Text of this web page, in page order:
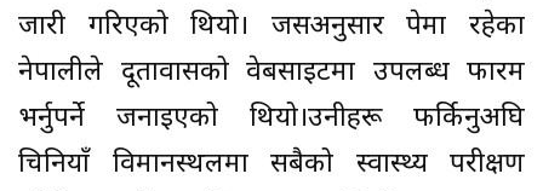
जारी गरिएको थियो। जसअनुसार हुपेमा रहेका
नेपालीले दूतावासको वेबसाइटमा उपलब्ध फारम
भर्नुपर्ने जनाइएको थियो।उनीहरू फर्किनुअघि
चिनियाँ विमानस्थलमा सबैको स्वास्थ्य परीक्षण